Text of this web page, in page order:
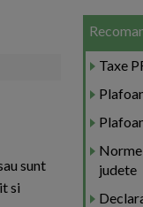
sunt
si
Taxe
Norme
judete